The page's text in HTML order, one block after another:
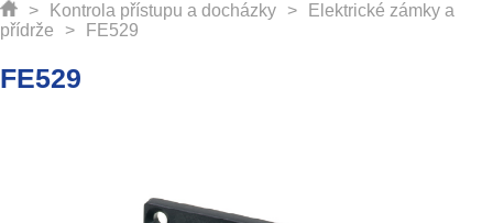
> Kontrola přístupu a docházky >
Elektrické zámky a
přídrže
> FE529
FE529